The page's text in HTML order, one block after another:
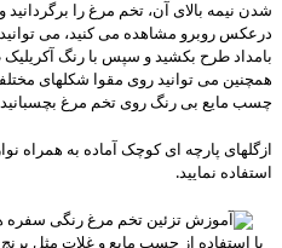
شدن نیمه بالای آن، تخم مرغ را
درعکس روبرو مشاهده می کنید، می
بامداد طرح بکشید و سپس با رنگ
همچنین می توانید روی مقوا شکلهای
چسب مایع بی رنگ روی تخم مرغ
ازگلهای پارچه ای کوچک آماده به همراه
استفاده نمایید.
با استفاده از چسب مایع و غلات مثل برنج